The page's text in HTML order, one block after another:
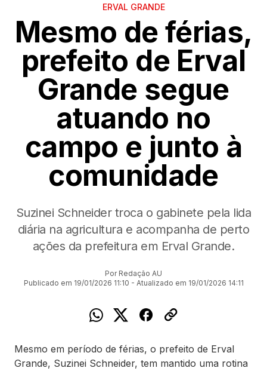
ERVAL GRANDE
Mesmo de férias,
prefeito de Erval
Grande segue
atuando no
campo e junto à
comunidade
Suzinei Schneider troca o gabinete pela lida
diária na agricultura e acompanha de perto
ações da prefeitura em Erval Grande.
Por Redação AU
Publicado em 19/01/2026 11:10 - Atualizado em 19/01/2026 14:11
Mesmo em período de férias, o prefeito de Erval
Grande, Suzinei Schneider, tem mantido uma rotina